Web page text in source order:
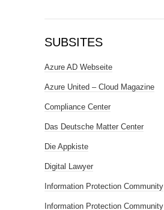
SUBSITES
Azure AD Webseite
Azure United – Cloud Magazine
Compliance Center
Das Deutsche Matter Center
Die Appkiste
Digital Lawyer
Information Protection Community
Information Protection Community